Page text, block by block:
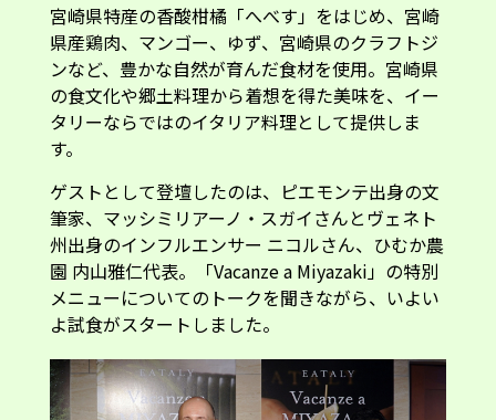
宮崎県特産の香酸柑橘「へべす」をはじめ、宮崎
県産鶏肉、マンゴー、ゆず、宮崎県のクラフトジ
ンなど、豊かな自然が育んだ食材を使用。宮崎県
の食文化や郷土料理から着想を得た美味を、イー
タリーならではのイタリア料理として提供しま
す。
ゲストとして登壇したのは、ピエモンテ出身の文
筆家、マッシミリアーノ・スガイさんとヴェネト
州出身のインフルエンサー ニコルさん、ひむか農
園 内山雅仁代表。「Vacanze a Miyazaki」の特別
メニューについてのトークを聞きながら、いよい
よ試食がスタートしました。